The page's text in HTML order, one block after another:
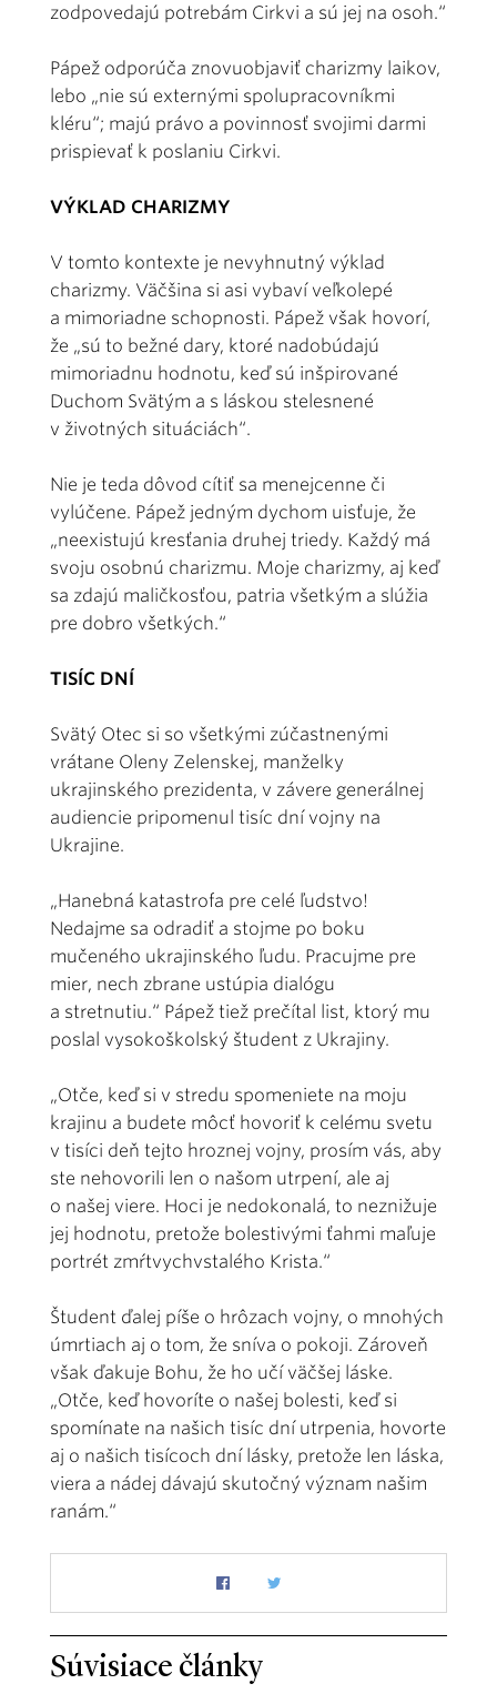
zodpovedajú potrebám Cirkvi a sú jej na osoh.“
Pápež odporúča znovuobjaviť charizmy laikov,
lebo „nie sú externými spolupracovníkmi
kléru“; majú právo a povinnosť svojimi darmi
prispievať k poslaniu Cirkvi.
VÝKLAD CHARIZMY
V tomto kontexte je nevyhnutný výklad
charizmy. Väčšina si asi vybaví veľkolepé
a mimoriadne schopnosti. Pápež však hovorí,
že „sú to bežné dary, ktoré nadobúdajú
mimoriadnu hodnotu, keď sú inšpirované
Duchom Svätým a s láskou stelesnené
v životných situáciách“.
Nie je teda dôvod cítiť sa menejcenne či
vylúčene. Pápež jedným dychom uisťuje, že
„neexistujú kresťania druhej triedy. Každý má
svoju osobnú charizmu. Moje charizmy, aj keď
sa zdajú maličkosťou, patria všetkým a slúžia
pre dobro všetkých.“
TISÍC DNÍ
Svätý Otec si so všetkými zúčastnenými
vrátane Oleny Zelenskej, manželky
ukrajinského prezidenta, v závere generálnej
audiencie pripomenul tisíc dní vojny na
Ukrajine.
„Hanebná katastrofa pre celé ľudstvo!
Nedajme sa odradiť a stojme po boku
mučeného ukrajinského ľudu. Pracujme pre
mier, nech zbrane ustúpia dialógu
a stretnutiu.“ Pápež tiež prečítal list, ktorý mu
poslal vysokoškolský študent z Ukrajiny.
„Otče, keď si v stredu spomeniete na moju
krajinu a budete môcť hovoriť k celému svetu
v tisíci deň tejto hroznej vojny, prosím vás, aby
ste nehovorili len o našom utrpení, ale aj
o našej viere. Hoci je nedokonalá, to neznižuje
jej hodnotu, pretože bolestivými ťahmi maľuje
portrét zmŕtvychvstalého Krista.“
Študent ďalej píše o hrôzach vojny, o mnohých
úmrtiach aj o tom, že sníva o pokoji. Zároveň
však ďakuje Bohu, že ho učí väčšej láske.
„Otče, keď hovoríte o našej bolesti, keď si
spomínate na našich tisíc dní utrpenia, hovorte
aj o našich tisícoch dní lásky, pretože len láska,
viera a nádej dávajú skutočný význam našim
ranám.“
Súvisiace články